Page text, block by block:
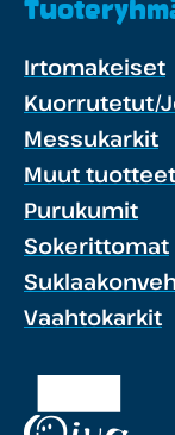
Irtomakeiset
Kuorrutetut/
Messukarkit
Muut tuotteet
Purukumit
Sokerittomat
Vaahtokarkit